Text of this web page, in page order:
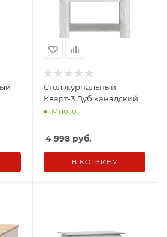
Стол журнальный
Кварт-3 Дуб канадский
Много
4 998 руб.
В КОРЗИНУ